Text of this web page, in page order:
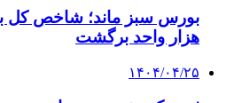
هزار واحد برگشت
۱۴۰۴/۰۴/۲۵